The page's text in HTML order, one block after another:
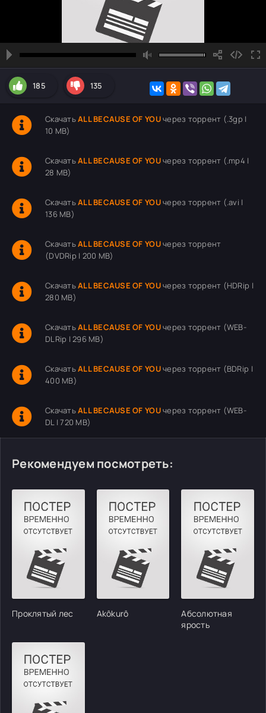
185 135
СкачатьALL BECAUSE OF YOUчерез торрент (.3gp |
10 MB)
СкачатьALL BECAUSE OF YOUчерез торрент (.mp4 |
28 MB)
СкачатьALL BECAUSE OF YOUчерез торрент (.avi |
136 MB)
СкачатьALL BECAUSE OF YOUчерез торрент
(DVDRip | 200 MB)
СкачатьALL BECAUSE OF YOUчерез торрент (HDRip |
280 MB)
СкачатьALL BECAUSE OF YOUчерез торрент (WEB-
DLRip | 296 MB)
СкачатьALL BECAUSE OF YOUчерез торрент (BDRip |
400 MB)
СкачатьALL BECAUSE OF YOUчерез торрент (WEB-
DL | 720 MB)
Рекомендуем посмотреть:
Проклятый лес Akôkurô
Абсолютная
ярость